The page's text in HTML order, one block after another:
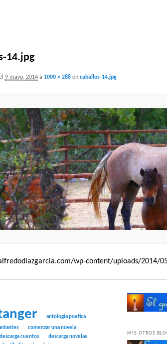
14.jpg
9 mayo, 2014a 1000 × 288en caballos-14.jpg
wp-content/uploads/2014/
antologia poetica
comenzar una novela
descarga cuentos
descarga novelas
MIS OTROS